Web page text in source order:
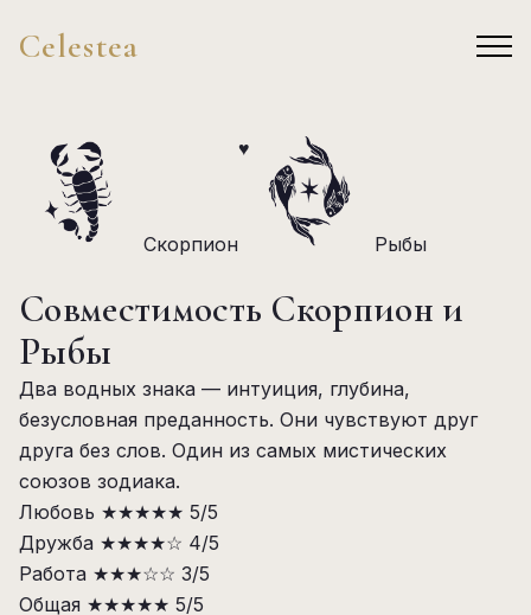
Celestea
Скорпион
♥
Рыбы
Совместимость Скорпион и
Рыбы
Два водных знака — интуиция, глубина,
безусловная преданность. Они чувствуют друг
друга без слов. Один из самых мистических
союзов зодиака.
Любовь ★★★★★ 5/5
Дружба ★★★★☆ 4/5
Работа ★★★☆☆ 3/5
Общая ★★★★★ 5/5